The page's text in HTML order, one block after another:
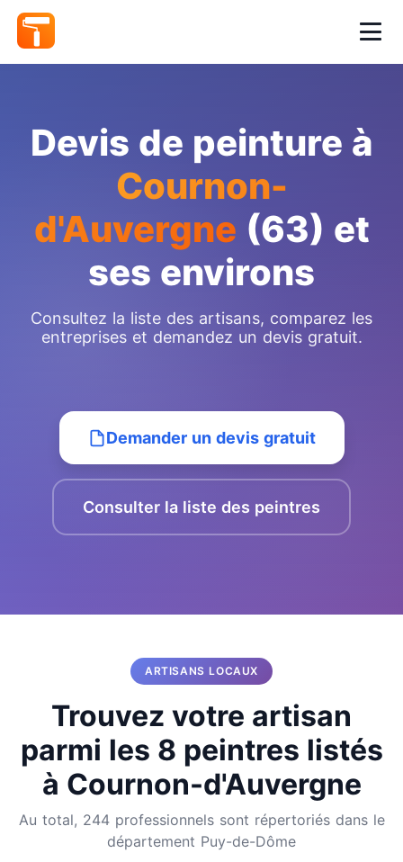
Devis de peinture à
Cournon-
d'Auvergne (63) et
ses environs
Consultez la liste des artisans, comparez les
entreprises et demandez un devis gratuit.
Demander un devis gratuit
Consulter la liste des peintres
ARTISANS LOCAUX
Trouvez votre artisan
parmi les 8 peintres listés
à Cournon-d'Auvergne
Au total, 244 professionnels sont répertoriés dans le
département Puy-de-Dôme